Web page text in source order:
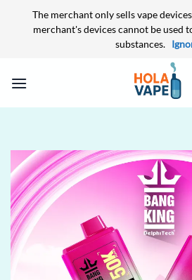
The merchant only sells vape
merchant's devices cannot be used
substances.